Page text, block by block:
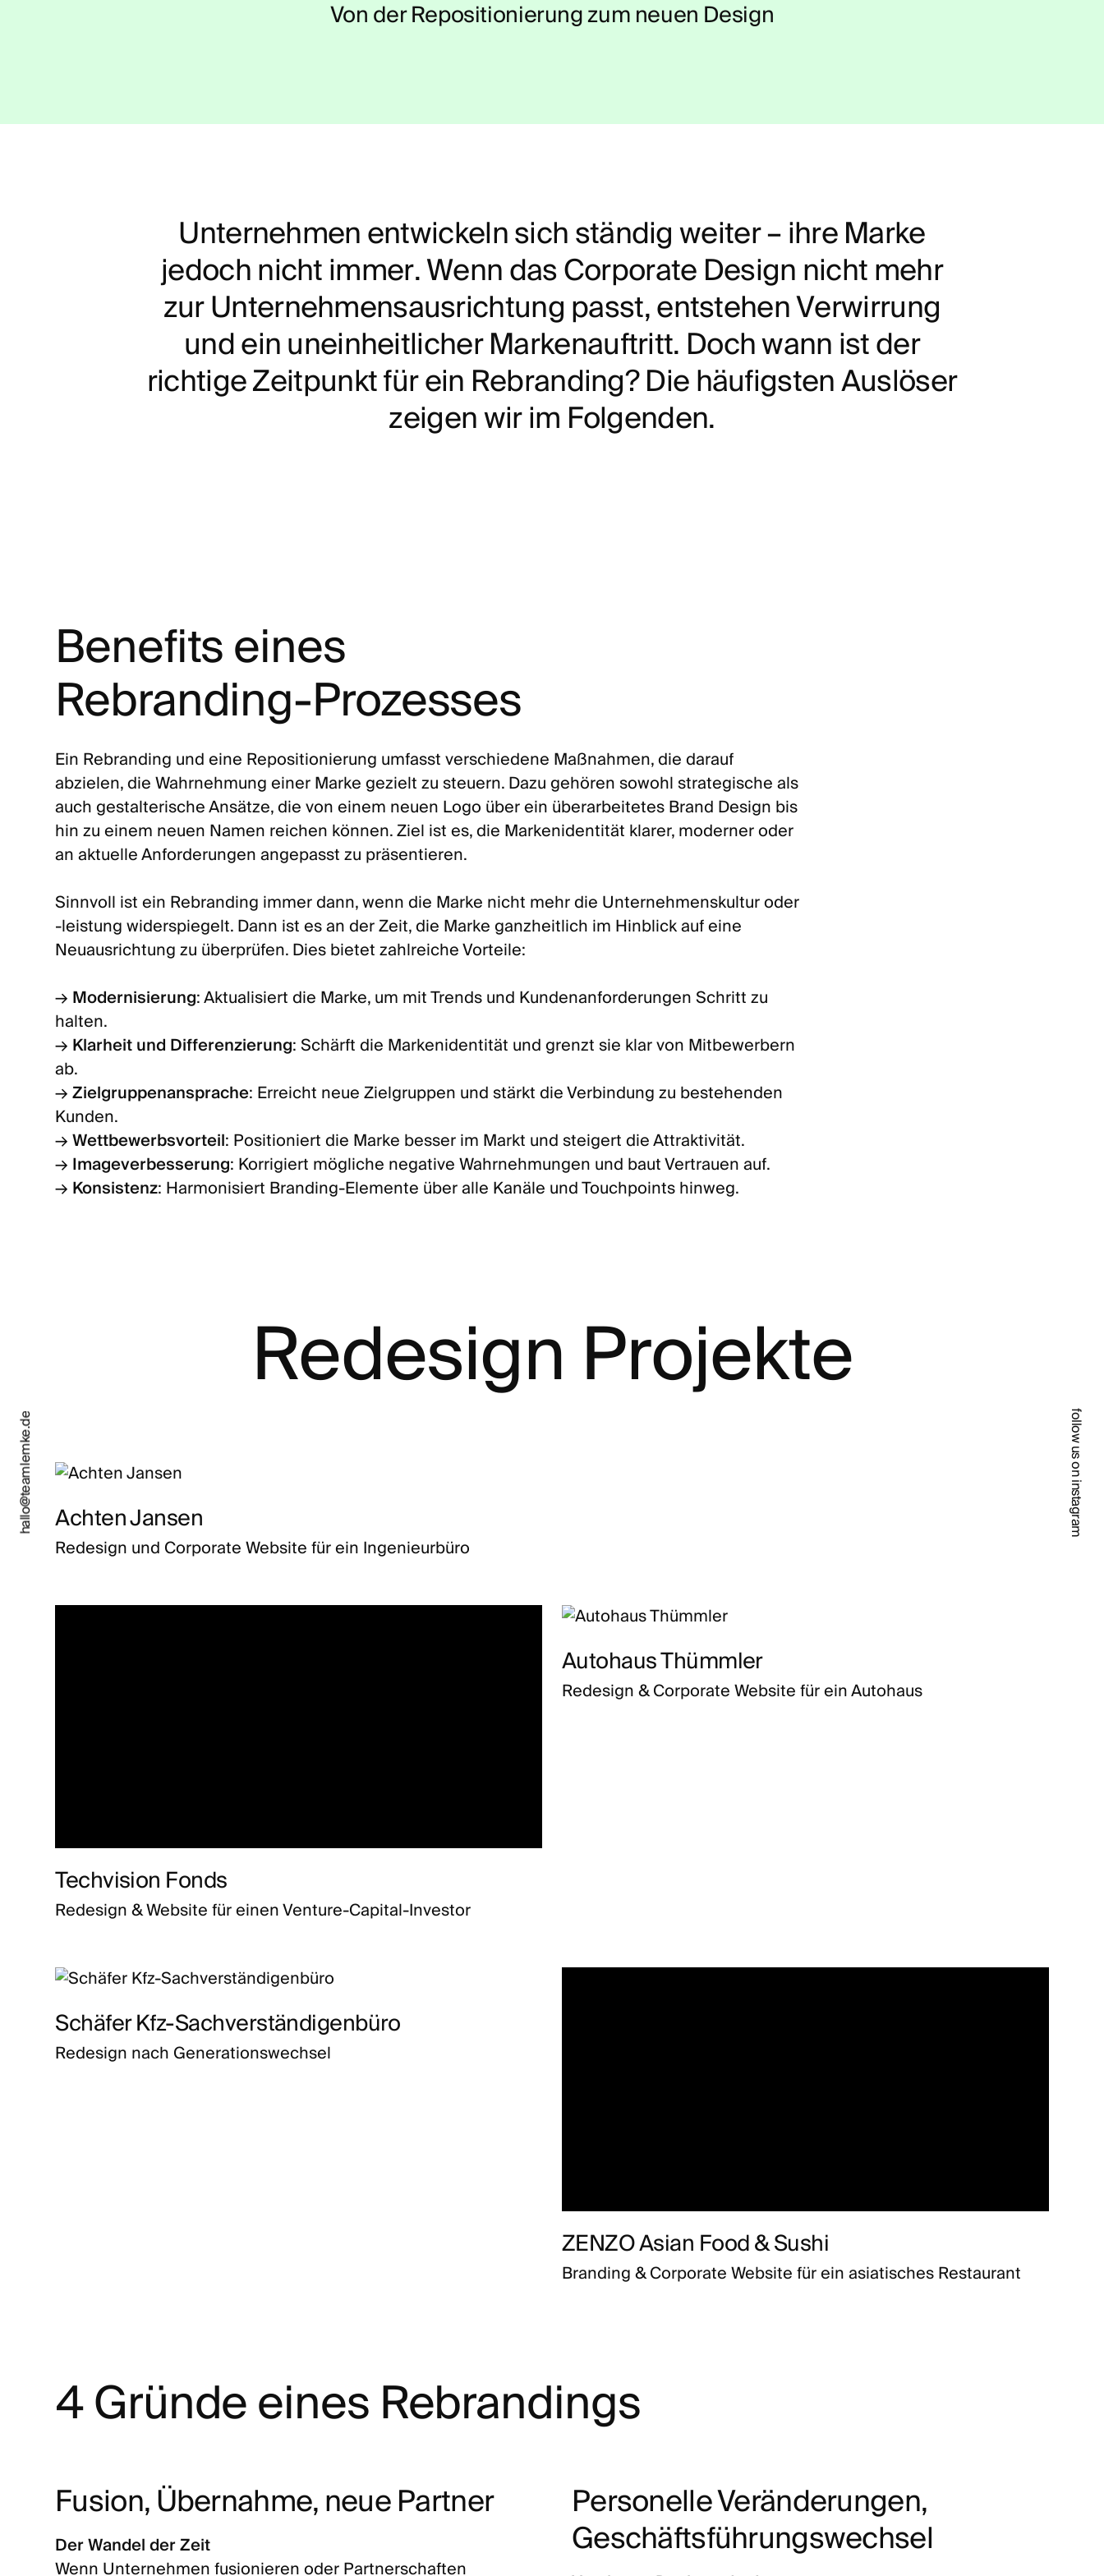
Von der Repositionierung zum neuen Design
Unternehmenentwickelnsichständigweiter–ihreMarke
jedochnichtimmer.WenndasCorporateDesignnichtmehr
zurUnternehmensausrichtungpasst,entstehenVerwirrung
undeinuneinheitlicherMarkenauftritt.Dochwannistder
richtigeZeitpunktfüreinRebranding?DiehäufigstenAuslöser
zeigenwirimFolgenden.
Benefits eines
Rebranding-Prozesses
Ein Rebranding und eine Repositionierung umfasst verschiedene Maßnahmen, die darauf
abzielen, die Wahrnehmung einer Marke gezielt zu steuern. Dazu gehören sowohl strategische als
auch gestalterische Ansätze, die von einem neuen Logo über ein überarbeitetes Brand Design bis
hin zu einem neuen Namen reichen können. Ziel ist es, die Markenidentität klarer, moderner oder
an aktuelle Anforderungen angepasst zu präsentieren.
Sinnvoll ist ein Rebranding immer dann, wenn die Marke nicht mehr die Unternehmenskultur oder
-leistung widerspiegelt. Dann ist es an der Zeit, die Marke ganzheitlich im Hinblick auf eine
Neuausrichtung zu überprüfen. Dies bietet zahlreiche Vorteile:
→ Modernisierung: Aktualisiert die Marke, um mit Trends und Kundenanforderungen Schritt zu
halten.
→ Klarheit und Differenzierung: Schärft die Markenidentität und grenzt sie klar von Mitbewerbern
ab.
→Zielgruppenansprache: Erreicht neue Zielgruppen und stärkt die Verbindung zu bestehenden
Kunden.
→Wettbewerbsvorteil: Positioniert die Marke besser im Markt und steigert die Attraktivität.
→ Imageverbesserung: Korrigiert mögliche negative Wahrnehmungen und baut Vertrauen auf.
→ Konsistenz: Harmonisiert Branding-Elemente über alle Kanäle und Touchpoints hinweg.
Redesign Projekte
Achten Jansen
Redesign und Corporate Website für ein Ingenieurbüro
Techvision Fonds
Redesign & Website für einen Venture-Capital-Investor
Autohaus Thümmler
Redesign & Corporate Website für ein Autohaus
Schäfer Kfz-Sachverständigenbüro
Redesign nach Generationswechsel
ZENZO Asian Food & Sushi
Branding & Corporate Website für ein asiatisches Restaurant
4 Gründe eines Rebrandings
Fusion, Übernahme, neue Partner
Der Wandel der Zeit
Wenn Unternehmen fusionieren oder Partnerschaften
Personelle Veränderungen,
Geschäftsführungswechsel
hallo@teamlemke.de follow us on instagram